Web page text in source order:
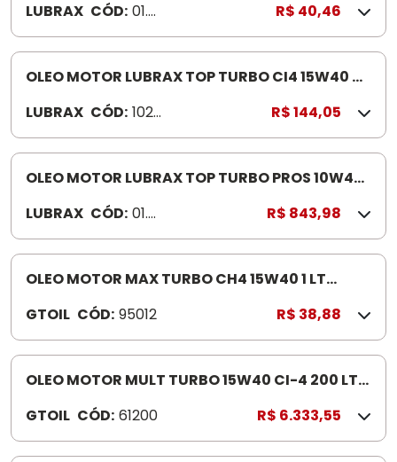
LUBRAX CÓD: 01.0
27.0
79
R$ 40,46
OLEO MOTOR LUBRAX TOP TURBO CI4 15W40 4
LUBRAX CÓD: 102
823
5
R$ 144,05
OLEO MOTOR LUBRAX TOP TURBO PROS 10W40
LUBRAX CÓD: 01.0
26.9
46
R$ 843,98
OLEO MOTOR MAX TURBO CH4 15W40 1 LT
GTOIL CÓD: 95012 R$ 38,88
OLEO MOTOR MULT TURBO 15W40 CI-4 200 LT
GTOIL CÓD: 61200 R$ 6.333,55